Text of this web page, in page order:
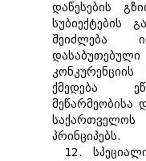
დაწესების
სუბიექტების
შეიძლება
ქმედება
მეწარმეობისა
პრინციპებს.
12.